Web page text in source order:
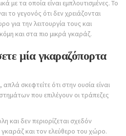
με τα οποία είναι εμπλουτισμένες. Το
το γεγονός ότι δεν χρειάζονται
για την λειτουργία τους και
και στα πιο μικρά γκαράζ.
μία γκαραζόπορτα
σκεφτείτε ότι στην ουσία είναι
που επιλέγουν οι τράπεζες
και δεν περιορίζεται σχεδόν
και τον ελεύθερο του χώρο.